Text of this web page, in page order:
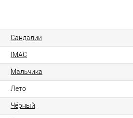
Сандалии
IMAC
Мальчика
Лето
Чёрный